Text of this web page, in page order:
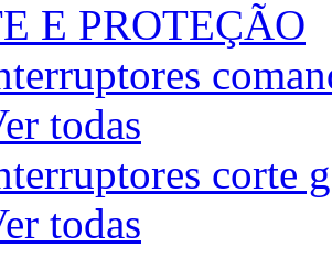
E PROTEÇÃO
todas
corte
todas